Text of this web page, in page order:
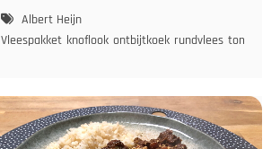
Albert Heijn
Vleespakket knoflook ontbijtkoek rundvlees